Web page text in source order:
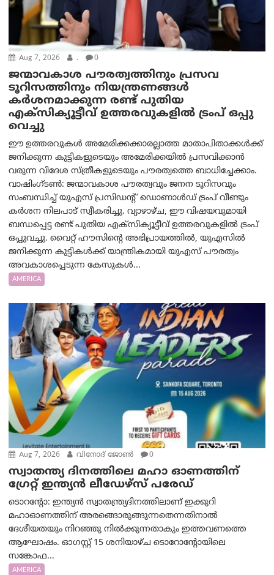
Aug 7, 2026 . 0
ജന്മാവകാശ പൗരത്വത്തിനും പ്രസവ
ടൂറിസത്തിനും നിയന്ത്രണങ്ങൾ
കർശനമാക്കുന്ന രണ്ട് പുതിയ
എക്സിക്യൂട്ടീവ് ഉത്തരവുകളിൽ ട്രംപ് ഒപ്പു
വെച്ചു
ഈ ഉത്തരവുകൾ അമേരിക്കക്കാരല്ലാത്ത മാതാപിതാക്കൾക്ക്
ജനിക്കുന്ന കുട്ടികളുടെയും അമേരിക്കയിൽ പ്രസവിക്കാൻ
വരുന്ന വിദേശ സ്ത്രീകളുടെയും പൗരത്വത്തെ ബാധിച്ചേക്കാം.
വാഷിംഗ്ടണ്‍: ജന്മാവകാശ പൗരത്വവും ജനന ടൂറിസവും
സംബന്ധിച്ച് യുഎസ് പ്രസിഡന്റ് ഡൊണാൾഡ് ട്രംപ് വീണ്ടും
കർശന നിലപാട് സ്വീകരിച്ചു. വ്യാഴാഴ്ച, ഈ വിഷയവുമായി
ബന്ധപ്പെട്ട രണ്ട് പുതിയ എക്സിക്യൂട്ടീവ് ഉത്തരവുകളിൽ ട്രംപ്
ഒപ്പുവച്ചു. വൈറ്റ് ഹൗസിന്റെ അഭിപ്രായത്തിൽ, യുഎസിൽ
ജനിക്കുന്ന കുട്ടികൾക്ക് യാന്ത്രികമായി യുഎസ് പൗരത്വം
അവകാശപ്പെടുന്ന കേസുകൾ...
AMERICA
Aug 7, 2026 വിനോദ് ജോൺ 0
സ്വാതന്ത്യ ദിനത്തിലെ മഹാ ഓണത്തിന്
ഗ്രേറ്റ് ഇന്ത്യൻ ലീഡേഴ്സ് പരേഡ്
ടൊറന്റോ: ഇന്ത്യൻ സ്വാതന്ത്ര്യദിനത്തിലാണ് ഇക്കുറി
മഹാഓണത്തിന് അരങ്ങൊരുങ്ങുന്നതെന്നതിനാൽ
ദേശീയതയും നിറഞ്ഞു നിൽക്കുന്നതാകും ഇത്തവണത്തെ
ആഘോഷം. ഓഗസ്റ്റ് 15 ശനിയാഴ്ച ടൊറോന്റോയിലെ
സങ്കോഫ...
AMERICA